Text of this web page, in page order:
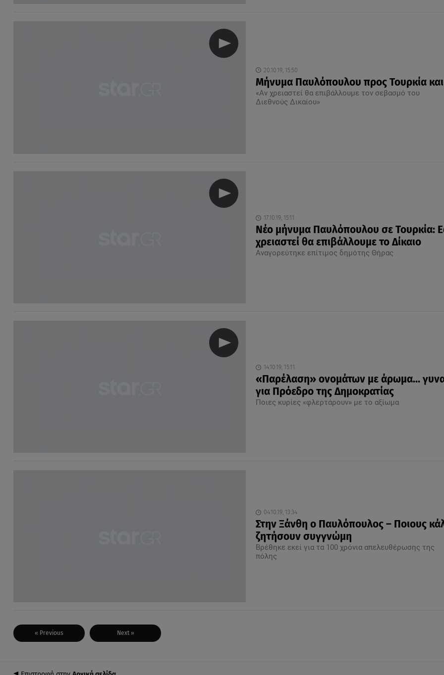
20.10.19, 15:50
Μήνυμα Παυλόπουλου προς Τουρκία
«Αν χρειαστεί θα επιβάλλουμε τον σεβασμό του
Διεθνούς Δικαίου»
17.10.19, 15:11
Νέο μήνυμα Παυλόπουλου σε Τουρκία:
χρειαστεί θα επιβάλλουμε το Δίκαιο
Αναγορεύτηκε επίτιμος δημότης Θήρας
14.10.19, 15:11
«Παρέλαση» ονομάτων με άρωμα…
για Πρόεδρο της Δημοκρατίας
Ποιες κυρίες «φλερτάρουν» με το αξίωμα
04.10.19, 13:34
Στην Ξάνθη ο Παυλόπουλος – Ποιους
ζητήσουν συγγνώμη
Βρέθηκε εκεί για τα 100 χρόνια απελευθέρωσης της
πόλης
« Previous Next »